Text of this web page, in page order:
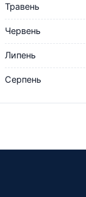
Травень
Червень
Липень
Серпень